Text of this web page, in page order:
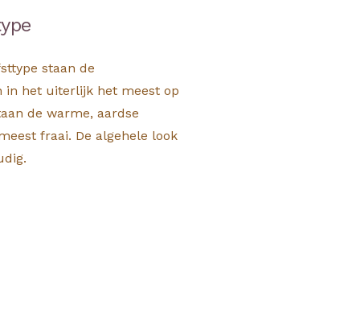
staan de
in het uiterlijk het meest op
de warme, aardse
fraai. De algehele look